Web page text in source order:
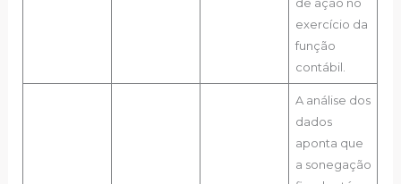
de ação no
exercício da
função
contábil.
A análise dos
dados
aponta que
a sonegação